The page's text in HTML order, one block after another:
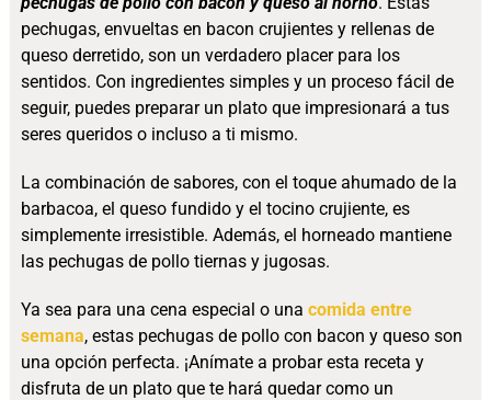
pechugas, envueltas en bacon crujientes y rellenas de
queso derretido, son un verdadero placer para los
sentidos. Con ingredientes simples y un proceso fácil de
seguir, puedes preparar un plato que impresionará a tus
seres queridos o incluso a ti mismo.
La combinación de sabores, con el toque ahumado de la
barbacoa, el queso fundido y el tocino crujiente, es
simplemente irresistible. Además, el horneado mantiene
las pechugas de pollo tiernas y jugosas.
Ya sea para una cena especial o una comida entre
semana, estas pechugas de pollo con bacon y queso son
una opción perfecta. ¡Anímate a probar esta receta y
disfruta de un plato que te hará quedar como un